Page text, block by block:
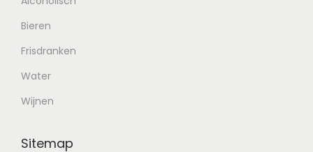
Bieren
Frisdranken
Water
Wijnen
Sitemap